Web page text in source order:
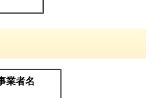
業者名